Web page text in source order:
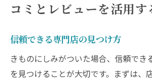
コミとレビューを活用す
信頼できる専門店の見つけ方
きものにしみがついた場合、信頼でき
を見つけることが大切です。まずは、